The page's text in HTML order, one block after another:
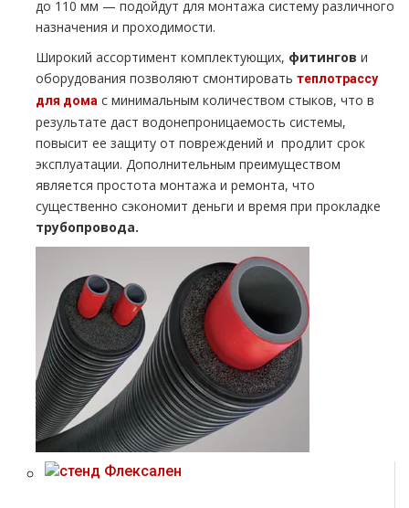
до 110 мм — подойдут для монтажа систему различного
назначения и проходимости.
Широкий ассортимент комплектующих, фитингов и
оборудования позволяют смонтировать теплотрассу
для дома с минимальным количеством стыков, что в
результате даст водонепроницаемость системы,
повысит ее защиту от повреждений и продлит срок
эксплуатации. Дополнительным преимуществом
является простота монтажа и ремонта, что
существенно сэкономит деньги и время при прокладке
трубопровода.